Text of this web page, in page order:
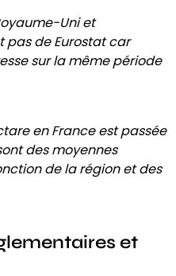
Uni et
pas de Eurostat car
sur la même période
en France est passée
des moyennes
de la région et des
et